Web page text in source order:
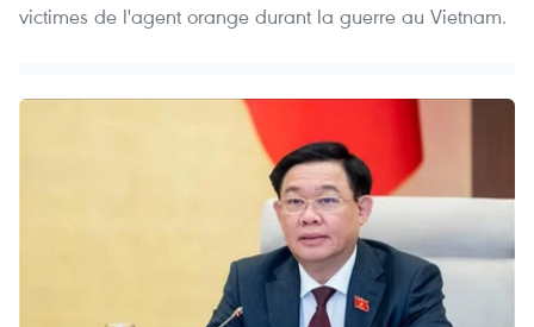
victimes de l'agent orange durant la guerre au Vietnam.